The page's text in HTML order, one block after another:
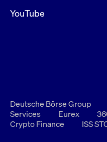
YouTube
Deutsche Börse Group
Services
Eurex
Crypto Finance
ISS